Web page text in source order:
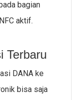
bagian
aktif.
Terbaru
DANA ke
bisa saja